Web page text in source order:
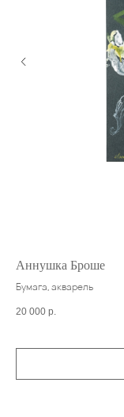
Аннушка Броше
Бумага, акварель
20 000 р.